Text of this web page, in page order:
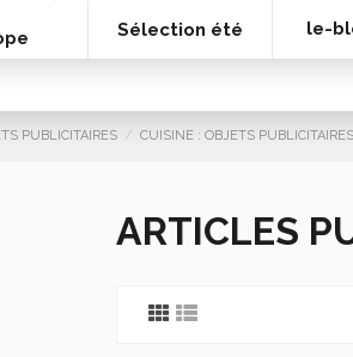
Sélection été le-
PUBLICITAIRES CUISINE : OBJETS PUBLICITAIRES
ARTICLES